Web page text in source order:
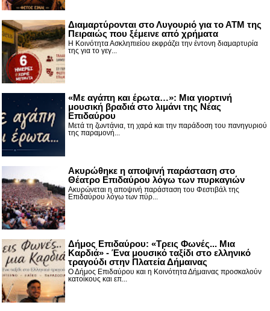
Διαμαρτύρονται στο Λυγουριό για το ΑΤΜ της
Πειραιώς που ξέμεινε από χρήματα
Η Κοινότητα Ασκληπιείου εκφράζει την έντονη διαμαρτυρία
της για το γεγ...
«Με αγάπη και έρωτα…»: Μια γιορτινή
μουσική βραδιά στο λιμάνι της Νέας
Επιδαύρου
Μετά τη ζωντάνια, τη χαρά και την παράδοση του πανηγυριού
της παραμονή...
Ακυρώθηκε η αποψινή παράσταση στο
Θέατρο Επιδαύρου λόγω των πυρκαγιών
Ακυρώνεται η αποψινή παράσταση του Φεστιβάλ της
Επιδαύρου λόγω των πύρ...
Δήμος Επιδαύρου: «Τρεις Φωνές... Μια
Καρδιά» - Ένα μουσικό ταξίδι στο ελληνικό
τραγούδι στην Πλατεία Δήμαινας
Ο Δήμος Επιδαύρου και η Κοινότητα Δήμαινας προσκαλούν
κατοίκους και επ...